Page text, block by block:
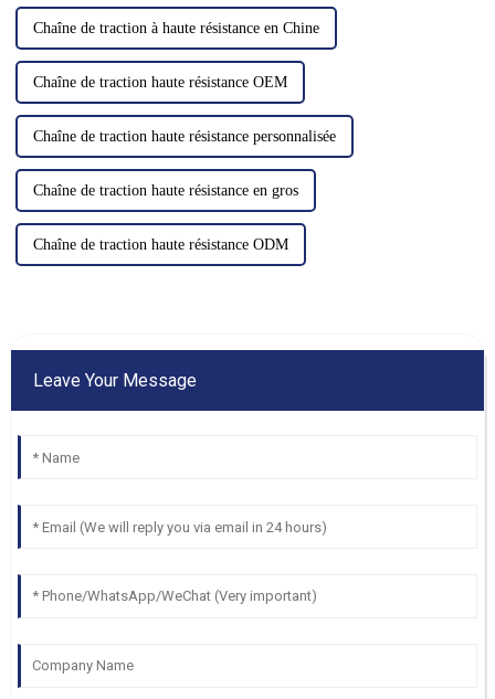
Chaîne de traction à haute résistance en Chine
Chaîne de traction haute résistance OEM
Chaîne de traction haute résistance personnalisée
Chaîne de traction haute résistance en gros
Chaîne de traction haute résistance ODM
Leave Your Message